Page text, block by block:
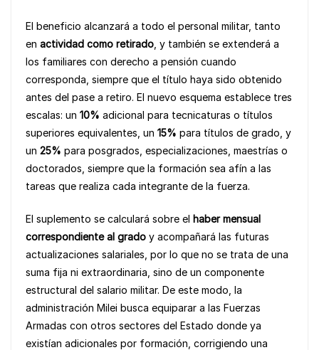
El beneficio alcanzará a todo el personal militar, tanto
en actividad como retirado , y también se extenderá a
los familiares con derecho a pensión cuando
corresponda, siempre que el título haya sido obtenido
antes del pase a retiro. El nuevo esquema establece tres
escalas: un 10% adicional para tecnicaturas o títulos
superiores equivalentes, un 15% para títulos de grado, y
un 25% para posgrados, especializaciones, maestrías o
doctorados, siempre que la formación sea afín a las
tareas que realiza cada integrante de la fuerza.
El suplemento se calculará sobre el haber mensual
correspondiente al grado y acompañará las futuras
actualizaciones salariales, por lo que no se trata de una
suma fija ni extraordinaria, sino de un componente
estructural del salario militar. De este modo, la
administración Milei busca equiparar a las Fuerzas
Armadas con otros sectores del Estado donde ya
existían adicionales por formación, corrigiendo una